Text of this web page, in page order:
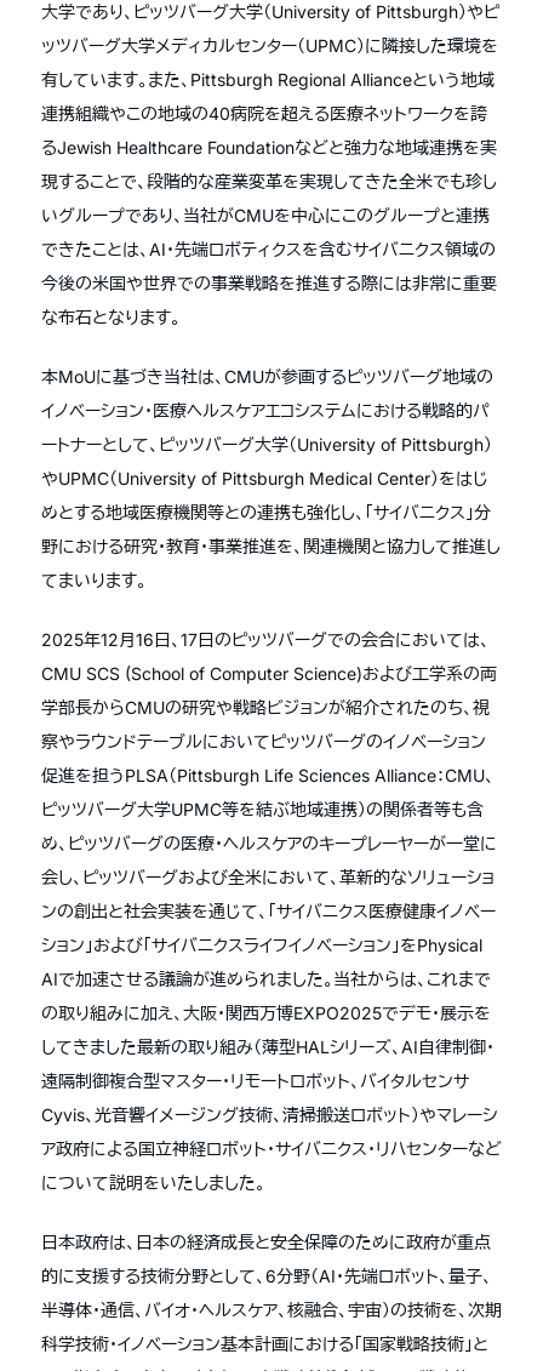
大学であり、ピッツバーグ大学（University of Pittsburgh）やピ
ッツバーグ大学メディカルセンター（UPMC）に隣接した環境を
有しています。また、Pittsburgh Regional Allianceという地域
連携組織やこの地域の40病院を超える医療ネットワークを誇
るJewish Healthcare Foundationなどと強力な地域連携を実
現することで、段階的な産業変革を実現してきた全米でも珍し
いグループであり、当社がCMUを中心にこのグループと連携
できたことは、AI・先端ロボティクスを含むサイバニクス領域の
今後の米国や世界での事業戦略を推進する際には非常に重要
な布石となります。
本MoUに基づき当社は、CMUが参画するピッツバーグ地域の
イノベーション・医療ヘルスケアエコシステムにおける戦略的パ
ートナーとして、ピッツバーグ大学（University of Pittsburgh）
やUPMC（University of Pittsburgh Medical Center）をはじ
めとする地域医療機関等との連携も強化し、「サイバニクス」分
野における研究・教育・事業推進を、関連機関と協力して推進し
てまいります。
2025年12月16日、17日のピッツバーグでの会合においては、
CMU SCS (School of Computer Science)および工学系の両
学部長からCMUの研究や戦略ビジョンが紹介されたのち、視
察やラウンドテーブルにおいてピッツバーグのイノベーション
促進を担うPLSA（Pittsburgh Life Sciences Alliance：CMU、
ピッツバーグ大学UPMC等を結ぶ地域連携）の関係者等も含
め、ピッツバーグの医療・ヘルスケアのキープレーヤーが一堂に
会し、ピッツバーグおよび全米において、革新的なソリューショ
ンの創出と社会実装を通じて、「サイバニクス医療健康イノベー
ション」および「サイバニクスライフイノベーション」をPhysical
AIで加速させる議論が進められました。当社からは、これまで
の取り組みに加え、大阪・関西万博EXPO2025でデモ・展示を
してきました最新の取り組み（薄型HALシリーズ、AI自律制御・
遠隔制御複合型マスター・リモートロボット、バイタルセンサ
Cyvis、光音響イメージング技術、清掃搬送ロボット）やマレーシ
ア政府による国立神経ロボット・サイバニクス・リハセンターなど
について説明をいたしました。
日本政府は、日本の経済成長と安全保障のために政府が重点
的に支援する技術分野として、6分野（AI・先端ロボット、量子、
半導体・通信、バイオ・ヘルスケア、核融合、宇宙）の技術を、次期
科学技術・イノベーション基本計画における「国家戦略技術」と